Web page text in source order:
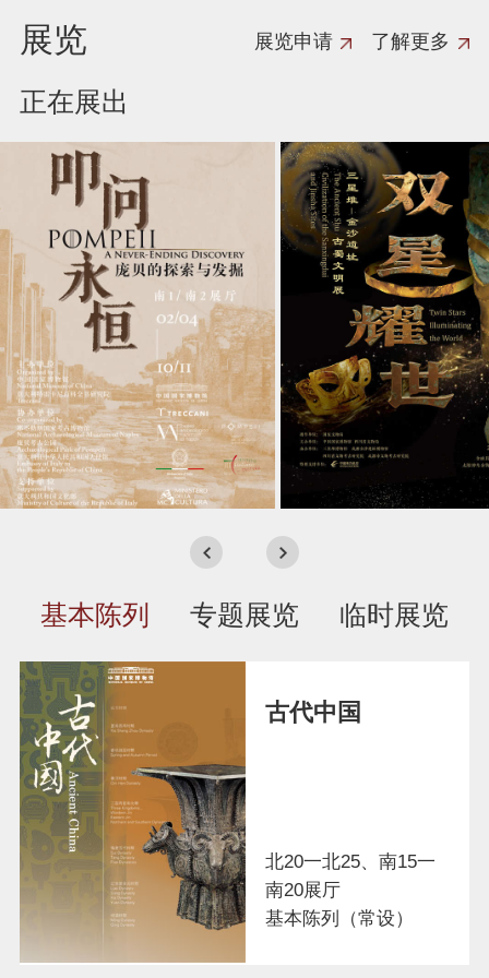
展览 展览申请 了解更多
正在展出
基本陈列 专题展览 临时展览
古代中国
北20一北25、南15一
南20展厅
基本陈列（常设）
2023/8/18开展